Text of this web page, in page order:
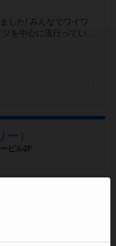
した! みんなでワイワ
を中心に流行ってい...
）
ビル2F